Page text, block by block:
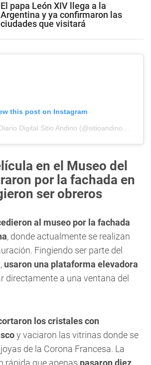
El papa León XIV llega a la
Argentina y ya confirmaron las
ciudades que visitará
this post on Instagram
en el Museo del
por la fachada en
ser obreros
al museo por la fachada
, donde actualmente se realizan
Fingiendo ser parte del
usaron una plataforma elevadora
directamente a una ventana del
los cristales con
y vaciaron las vitrinas donde se
de la Corona Francesa. La
rápida que apenas pasaron diez